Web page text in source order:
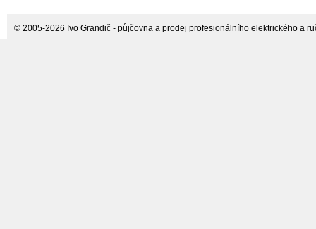
© 2005-2026 Ivo Grandič - půjčovna a prodej profesionálního elektrického a